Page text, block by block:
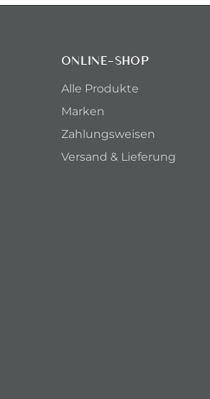
ONLINE-SHOP
Alle Produkte
Marken
Zahlungsweisen
Versand & Lieferung